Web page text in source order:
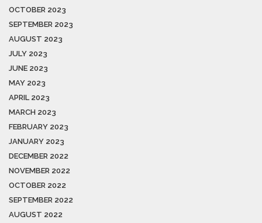
OCTOBER 2023
SEPTEMBER 2023
AUGUST 2023
JULY 2023
JUNE 2023
MAY 2023
APRIL 2023
MARCH 2023
FEBRUARY 2023
JANUARY 2023
DECEMBER 2022
NOVEMBER 2022
OCTOBER 2022
SEPTEMBER 2022
AUGUST 2022